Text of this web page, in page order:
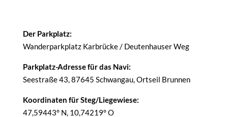
Der Parkplatz:
Wanderparkplatz Karbrücke / Deutenhauser Weg
Parkplatz-Adresse für das Navi:
Seestraße 43, 87645 Schwangau, Ortseil Brunnen
Koordinaten für Steg/Liegewiese:
47,59443° N, 10,74219° O